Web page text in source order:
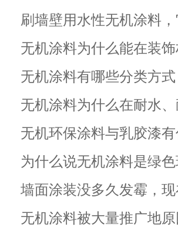
刷墙壁用水性无机涂料
无机涂料为什么能在装
无机涂料有哪些分类方式
无机涂料为什么在耐水
无机环保涂料与乳胶漆
为什么说无机涂料是绿
墙面涂装没多久发霉，
无机涂料被大量推广地原